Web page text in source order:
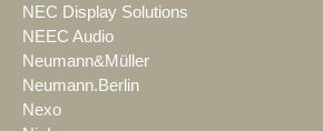
NEC Display Solutions
NEEC Audio
Neumann&Müller
Neumann.Berlin
Nexo